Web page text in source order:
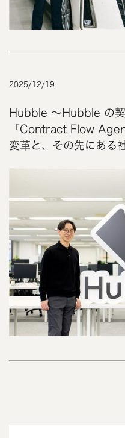
2025/12/19
Hubble 〜Hubble の
「Contract Flow
変革と、その先にある